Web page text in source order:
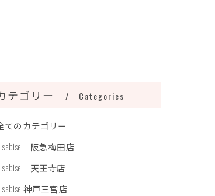
テゴリー Categories
てのカテゴリー
阪急梅田店
天王寺店
神戸三宮店